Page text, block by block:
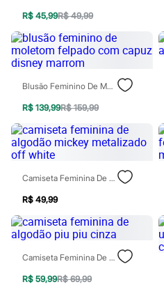
Acessórios
Blusas
Calçados
Leggings
Shorts e Bermudas
Tops
Moda íntima
Calcinhas
Cintas e Modeladores
Meias
Pijamas
Sutiãs e Tops
Biquínis
Maiôs
Saídas de praia
Personagens
Plus size
Blusas e Camisetas
Calças
Jeans
R$ 45,99R$ 49,99
Blusão Feminino De Moletom Felpado Com Capuz Disney Marrom
R$ 139,99R$ 159,99
Camiseta Feminina De Algodão Mickey Metalizado Off White
R$ 49,99
Camiseta Feminina De Algodão Piu Piu Cinza
R$ 59,99R$ 69,99